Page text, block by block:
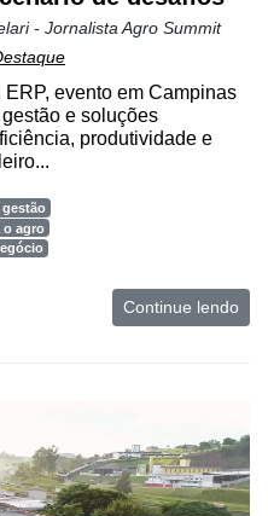
- Jornalista Agro Summit
evento em Campinas
e soluções
produtividade e
o agro
Continue lendo